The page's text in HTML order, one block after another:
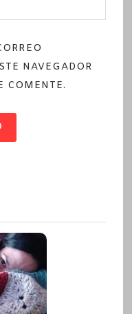
NAVEGADOR
COMENTE.